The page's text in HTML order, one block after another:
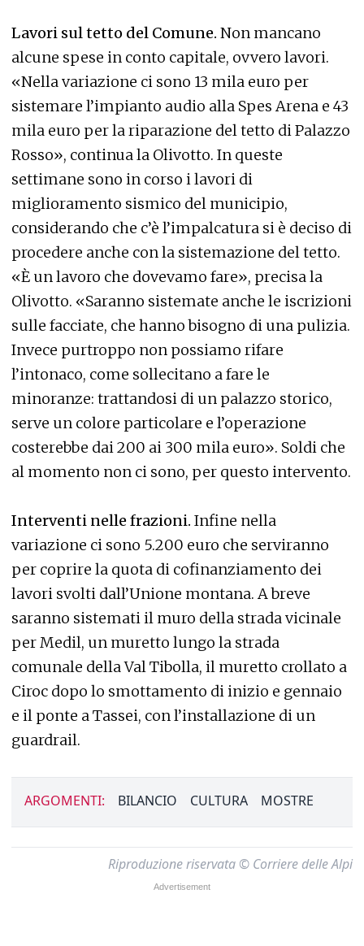
Lavori sul tetto del Comune. Non mancano
alcune spese in conto capitale, ovvero lavori.
«Nella variazione ci sono 13 mila euro per
sistemare l’impianto audio alla Spes Arena e 43
mila euro per la riparazione del tetto di Palazzo
Rosso», continua la Olivotto. In queste
settimane sono in corso i lavori di
miglioramento sismico del municipio,
considerando che c’è l’impalcatura si è deciso di
procedere anche con la sistemazione del tetto.
«È un lavoro che dovevamo fare», precisa la
Olivotto. «Saranno sistemate anche le iscrizioni
sulle facciate, che hanno bisogno di una pulizia.
Invece purtroppo non possiamo rifare
l’intonaco, come sollecitano a fare le
minoranze: trattandosi di un palazzo storico,
serve un colore particolare e l’operazione
costerebbe dai 200 ai 300 mila euro». Soldi che
al momento non ci sono, per questo intervento.
Interventi nelle frazioni. Infine nella
variazione ci sono 5.200 euro che serviranno
per coprire la quota di cofinanziamento dei
lavori svolti dall’Unione montana. A breve
saranno sistemati il muro della strada vicinale
per Medil, un muretto lungo la strada
comunale della Val Tibolla, il muretto crollato a
Ciroc dopo lo smottamento di inizio e gennaio
e il ponte a Tassei, con l’installazione di un
guardrail.
ARGOMENTI: BILANCIO CULTURA MOSTRE
Riproduzione riservata © Corriere delle Alpi